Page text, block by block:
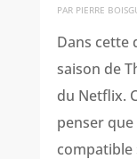
PAR PIERRE
Dans cette
saison de
du Netflix.
penser
compatible